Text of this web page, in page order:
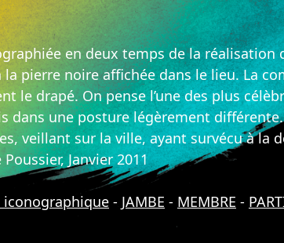
en deux temps de la réalisation
pierre noire affichée dans le lieu. La
drapé. On pense l’une des plus
dans une posture légèrement
veillant sur la ville, ayant survécu à la
Janvier 2011
iconographique - JAMBE - MEMBRE -